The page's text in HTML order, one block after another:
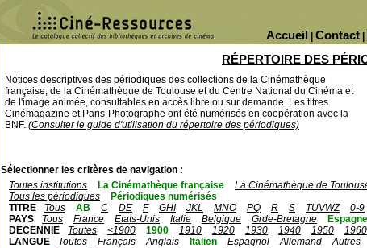
Contact
Accueil
RÉPERTOIRE DES
Notices descriptives des périodiques des collections de la Cinémathèque
française, de la Cinémathèque de Toulouse et du Centre National du Cinéma et
de l'image animée, consultables en accès libre ou sur demande. Les titres
Cinémagazine et Paris-Photographe ont été numérisés en coopération avec la
BNF. (Consulter le guide d'utilisation du répertoire des périodiques)
Sélectionner les critères de navigation :
Toutes institutions
La Cinémathèque française La Cinémathèque de
Tous les périodiques
Périodiques numérisés
TITRE
Tous AB C DE F GHI JKL MNO PQ R S TUVWZ
0-9
PAYS
Tous France Etats-Unis Italie Belgique Grde-Bretagne Espagne
DECENNIE
Toutes <1900 1900 1910 1920 1930 1940 1950 1960
LANGUE
Toutes Français Anglais Italien Espagnol Allemand
Autres